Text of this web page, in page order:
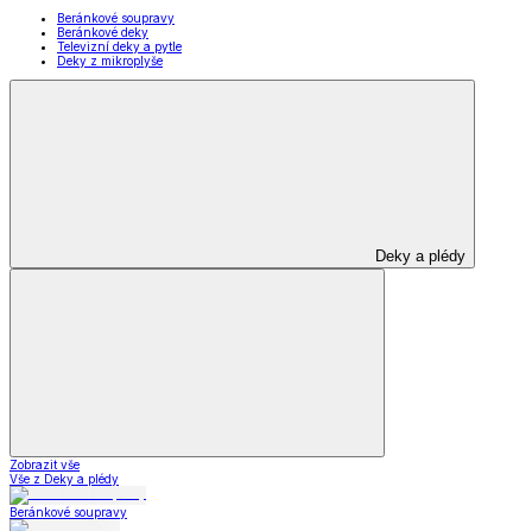
Beránkové soupravy
Beránkové deky
Televizní deky a pytle
Deky z mikroplyše
Deky a plédy
Zobrazit vše
Vše z Deky a plédy
Beránkové soupravy